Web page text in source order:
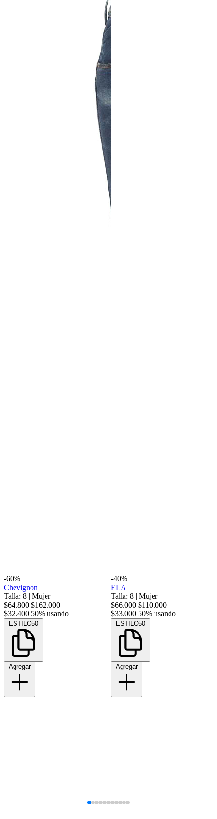
-60%
Chevignon
Talla: 8 | Mujer
$64.800 $162.000
$32.400 50% usando
ESTILO50
Agregar
-40%
ELA
Talla: 8 | Mujer
$66.000 $110.000
$33.000 50% usando
ESTILO50
Agregar